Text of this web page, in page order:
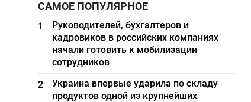
САМОЕ ПОПУЛЯРНОЕ
1
Руководителей, бухгалтеров и
кадровиков в российских компаниях
начали готовить к мобилизации
сотрудников
2
Украина впервые ударила по складу
продуктов одной из крупнейших